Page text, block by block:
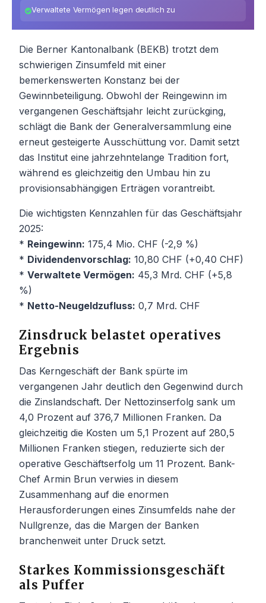
Verwaltete Vermögen legen deutlich zu
Die Berner Kantonalbank (BEKB) trotzt dem
schwierigen Zinsumfeld mit einer
bemerkenswerten Konstanz bei der
Gewinnbeteiligung. Obwohl der Reingewinn im
vergangenen Geschäftsjahr leicht zurückging,
schlägt die Bank der Generalversammlung eine
erneut gesteigerte Ausschüttung vor. Damit setzt
das Institut eine jahrzehntelange Tradition fort,
während es gleichzeitig den Umbau hin zu
provisionsabhängigen Erträgen vorantreibt.
Die wichtigsten Kennzahlen für das Geschäftsjahr
2025:
* Reingewinn: 175,4 Mio. CHF (-2,9 %)
* Dividendenvorschlag: 10,80 CHF (+0,40 CHF)
* Verwaltete Vermögen: 45,3 Mrd. CHF (+5,8
%)
* Netto-Neugeldzufluss: 0,7 Mrd. CHF
Zinsdruck belastet operatives
Ergebnis
Das Kerngeschäft der Bank spürte im
vergangenen Jahr deutlich den Gegenwind durch
die Zinslandschaft. Der Nettozinserfolg sank um
4,0 Prozent auf 376,7 Millionen Franken. Da
gleichzeitig die Kosten um 5,1 Prozent auf 280,5
Millionen Franken stiegen, reduzierte sich der
operative Geschäftserfolg um 11 Prozent. Bank-
Chef Armin Brun verwies in diesem
Zusammenhang auf die enormen
Herausforderungen eines Zinsumfelds nahe der
Nullgrenze, das die Margen der Banken
branchenweit unter Druck setzt.
Starkes Kommissionsgeschäft
als Puffer